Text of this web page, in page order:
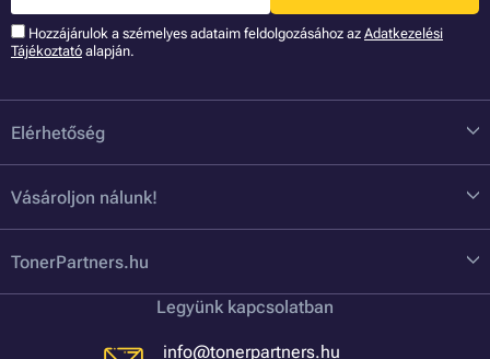
Hozzájárulok a szémelyes adataim feldolgozásához az Adatkezelési
Tájékoztató alapján.
Elérhetőség
Vásároljon nálunk!
TonerPartners.hu
Legyünk kapcsolatban
info@tonerpartners.hu